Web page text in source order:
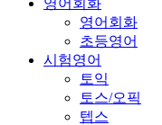
영어회화
영어회화
초등영어
시험영어
토익
토스/오픽
텝스